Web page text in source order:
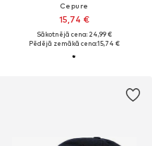
Cepure
15,74 €
Sākotnējā cena: 24,99 €
Pēdējā zemākā cena:15,74 €